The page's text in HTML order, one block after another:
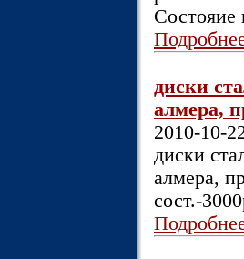
диски
алмера,
2010-10-
диски
алмера,
сост.-